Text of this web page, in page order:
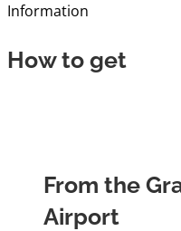
Information
How to get
From the
Airport